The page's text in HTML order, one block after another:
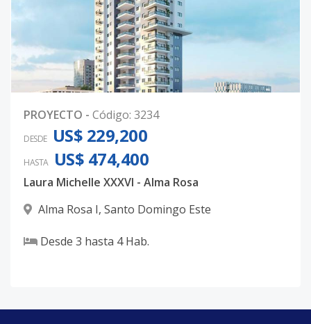
PROYECTO - Código: 3234
DESDE US$ 229,200
HASTA US$ 474,400
Laura Michelle XXXVI - Alma Rosa
Alma Rosa I, Santo Domingo Este
Desde 3 hasta 4Hab.